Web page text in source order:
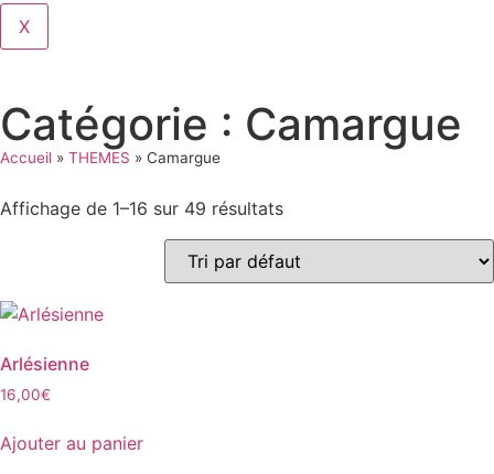
X
Catégorie : Camargue
Accueil » THEMES » Camargue
Affichage de 1–16 sur 49 résultats
Arlésienne
16,00€
Ajouter au panier